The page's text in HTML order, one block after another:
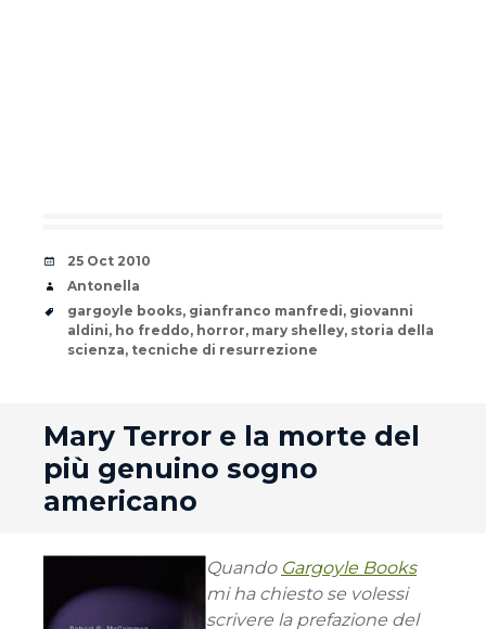
Date
25 Oct 2010
Author
Antonella
Tags
gargoyle books, gianfranco manfredi, giovanni
aldini, ho freddo, horror, mary shelley, storia della
scienza, tecniche di resurrezione
Mary Terror e la morte del
più genuino sogno
americano
Quando Gargoyle Books
mi ha chiesto se volessi
scrivere la prefazione del